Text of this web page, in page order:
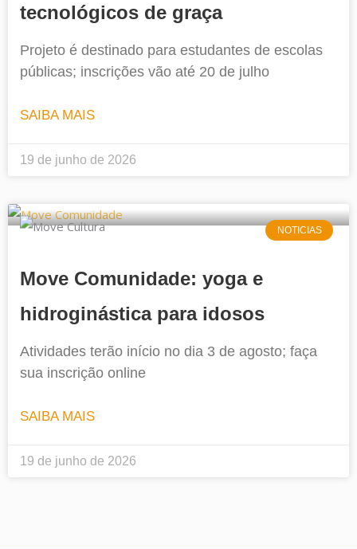
tecnológicos de graça
Projeto é destinado para estudantes de escolas
públicas; inscrições vão até 20 de julho
SAIBA MAIS
19 de junho de 2026
NOTICIAS
Move Comunidade: yoga e
hidroginástica para idosos
Atividades terão início no dia 3 de agosto; faça
sua inscrição online
SAIBA MAIS
19 de junho de 2026